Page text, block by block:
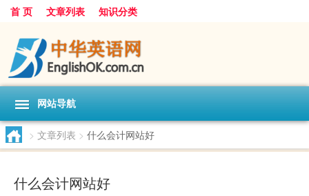
首 页 文章列表 知识分类
网站导航
> 文章列表 > 什么会计网站好
什么会计网站好